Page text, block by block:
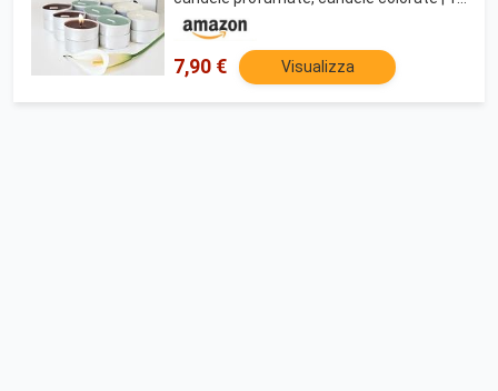
pezzi
7,90 € Visualizza